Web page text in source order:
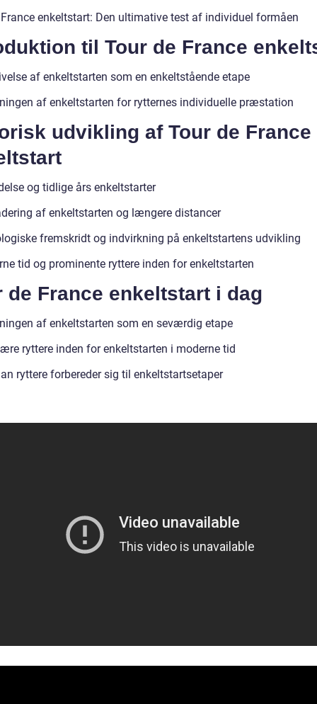
enkeltstart: Den ultimative test af individuel formåen
til Tour de France
af enkeltstarten som en enkeltstående etape
af enkeltstarten for rytternes individuelle præstation
udvikling af Tour de France
og tidlige års enkeltstarter
af enkeltstarten og længere distancer
fremskridt og indvirkning på enkeltstartens udvikling
tid og prominente ryttere inden for enkeltstarten
de France enkeltstart i dag
af enkeltstarten som en seværdig etape
ryttere inden for enkeltstarten i moderne tid
ryttere forbereder sig til enkeltstartsetaper